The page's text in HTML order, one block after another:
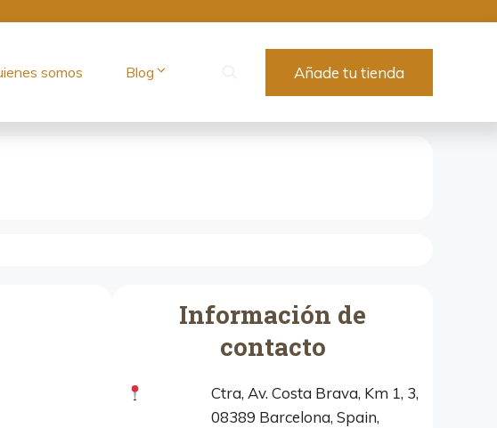
somos Blog Añade tu tienda
Información de
contacto
Ctra, Av. Costa Brava, Km 1, 3,
08389 Barcelona, Spain,